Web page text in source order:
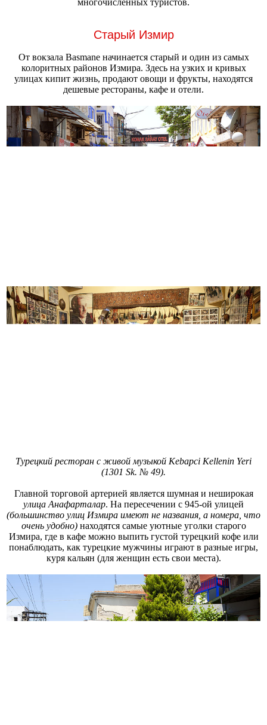
Старый Измир
От вокзала Basmane начинается старый и один из самых
колоритных районов Измира. Здесь на узких и кривых
улицах кипит жизнь, продают овощи и фрукты, находятся
дешевые рестораны, кафе и отели.
Турецкий ресторан с живой музыкой Kebapci Kellenin Yeri
(1301 Sk. № 49).
Главной торговой артерией является шумная и неширокая
улица Анафарталар. На пересечении с 945-ой улицей
(большинство улиц Измира имеют не названия, а номера, что
очень удобно)находятся самые уютные уголки старого
Измира, где в кафе можно выпить густой турецкий кофе или
понаблюдать, как турецкие мужчины играют в разные игры,
куря кальян (для женщин есть свои места).